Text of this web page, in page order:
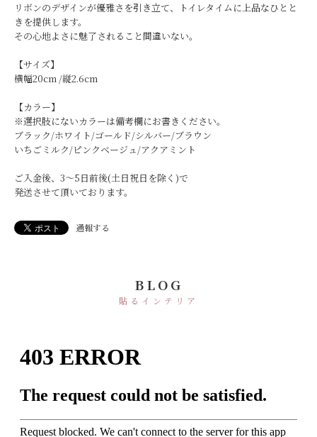
リボンのデザインが優雅さを引き立て、トイレタイムに上品なひとと
きを提供します。
その心地よさに魅了されること間違いない。
【サイズ】
横幅20cm /縦2.6cm
【カラー】
※選択肢にないカラーは備考欄にお書きください。
ブラック/ホワイト/ゴールド/シルバー/ブラウン
いちごミルク/ピンクベージュ/アクアミント
ご入金後、3〜5日前後(土日祝日を除く)で
発送させて頂いております。
通報する
BLOG
貼るインテリア